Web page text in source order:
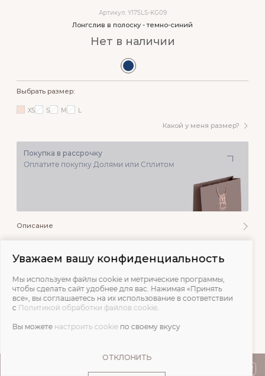
Артикул: Y175LS-KG09
Лонгслив в полоску - темно-синий
Нет в наличии
Выбрать размер:
Какой у меня размер?
XS S M L
Покупка в рассрочку
Оплатите покупку Долями или Сплитом
Описание
Состав и уход
Обмеры
Уважаем вашу конфиденциальность
Мы используем файлы cookie и метрические программы,
чтобы сделать сайт удобнее для вас. Нажимая «Принять
все», вы соглашаетесь на их использование в соответствии
с Политикой обработки файлов cookie.
Вы можете настроить cookie по своему вкусу
ОТКЛОНИТЬ